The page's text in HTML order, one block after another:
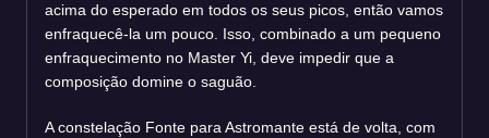
acima do esperado em todos os seus picos, então vamos
enfraquecê-la um pouco. Isso, combinado a um pequeno
enfraquecimento no Master Yi, deve impedir que a
composição domine o saguão.
A constelação Fonte para Astromante está de volta, com